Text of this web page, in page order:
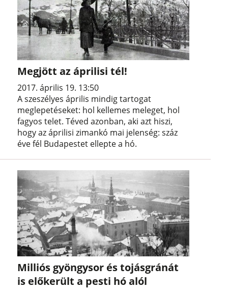
Megjött az áprilisi tél!
2017. április 19. 13:50
A szeszélyes április mindig tartogat
meglepetéseket: hol kellemes meleget, hol
fagyos telet. Téved azonban, aki azt hiszi,
hogy az áprilisi zimankó mai jelenség: száz
éve fél Budapestet ellepte a hó.
Milliós gyöngysor és tojásgránát
is előkerült a pesti hó alól